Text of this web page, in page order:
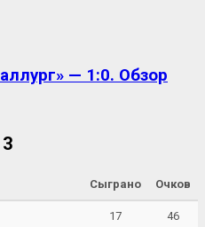
— 1:0. Обзор
Сыграно Очков
17 46